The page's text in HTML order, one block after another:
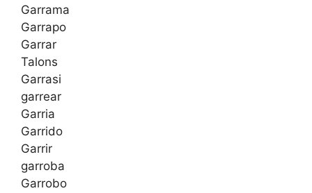
Garrama
Garrapo
Garrar
Talons
Garrasi
garrear
Garria
Garrido
Garrir
garroba
Garrobo